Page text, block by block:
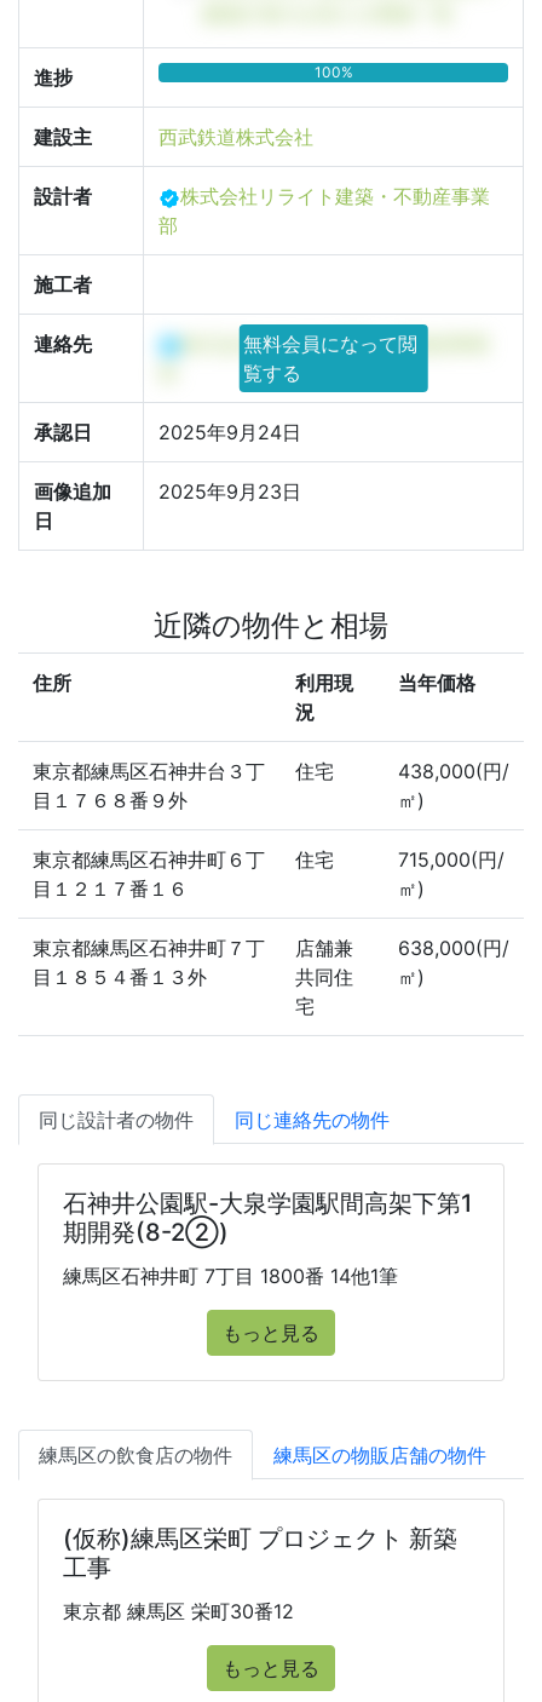
進捗 100%
建設主 西武鉄道株式会社
設計者
株式会社リライト建築・不動産事業
部
施工者
連絡先
株式会社リライト建築・不動産事業
無料会員になって閲
覧する
承認日 2025年9月24日
画像追加
日
2025年9月23日
近隣の物件と相場
住所
利用現
況
当年価格
東京都練馬区石神井台３丁
目１７６８番９外
住宅
438,000(円/
㎡)
東京都練馬区石神井町６丁
目１２１７番１６
住宅
715,000(円/
㎡)
東京都練馬区石神井町７丁
目１８５４番１３外
店舗兼
共同住
宅
638,000(円/
㎡)
同じ設計者の物件 同じ連絡先の物件
石神井公園駅-大泉学園駅間高架下第1
期開発(8-2②)
練馬区石神井町 7丁目 1800番 14他1筆
もっと見る
練馬区の飲食店の物件 練馬区の物販店舗の物件
(仮称)練馬区栄町 プロジェクト 新築
工事
東京都 練馬区 栄町30番12
もっと見る